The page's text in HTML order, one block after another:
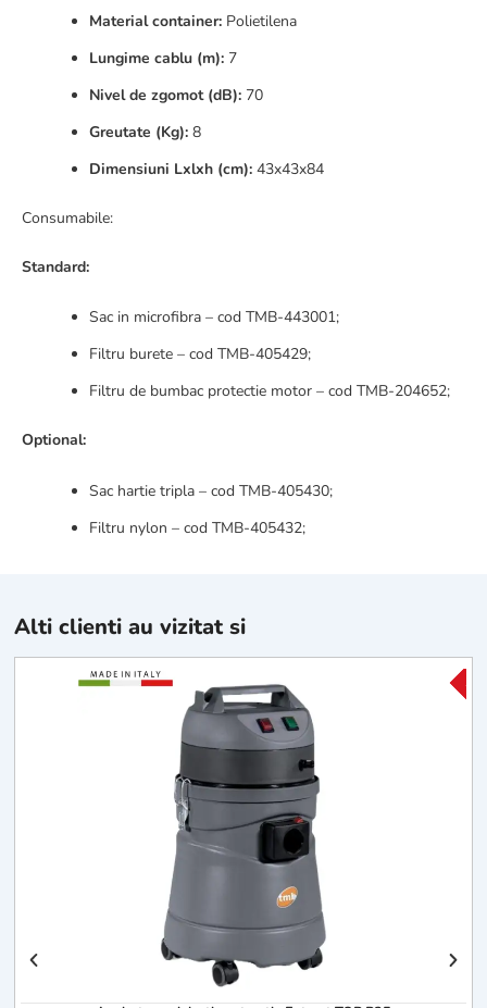
Material container: Polietilena
Lungime cablu (m): 7
Nivel de zgomot (dB): 70
Greutate (Kg): 8
Dimensiuni Lxlxh (cm): 43x43x84
Consumabile:
Standard:
Sac in microfibra – cod TMB-443001;
Filtru burete – cod TMB-405429;
Filtru de bumbac protectie motor – cod TMB-204652;
Optional:
Sac hartie tripla – cod TMB-405430;
Filtru nylon – cod TMB-405432;
Alti clienti au vizitat si
-
-